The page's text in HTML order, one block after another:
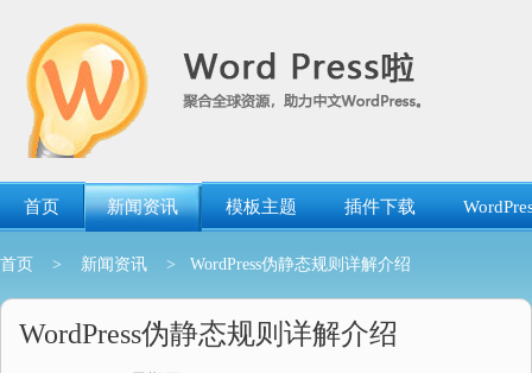
首页 新闻资讯 模板主题 插件下载
首页 > 新闻资讯 > WordPress伪静态规则详解介绍
WordPress伪静态规则详解介绍